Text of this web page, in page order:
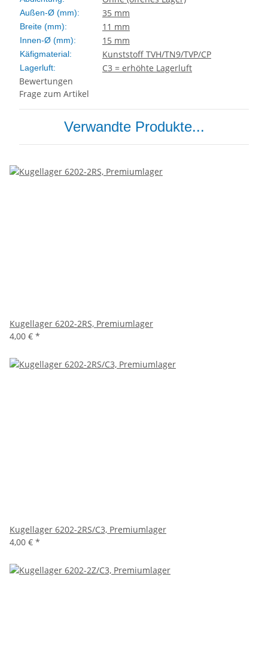
Außen-Ø (mm): 35 mm
Breite (mm): 11 mm
Innen-Ø (mm): 15 mm
Käfigmaterial: Kunststoff TVH/TN9/TVP/CP
Lagerluft:
C3 = erhöhte Lagerluft
Bewertungen
Frage zum Artikel
Verwandte Produkte...
Kugellager 6202-2RS, Premiumlager
4,00 € *
Kugellager 6202-2RS/C3, Premiumlager
4,00 € *